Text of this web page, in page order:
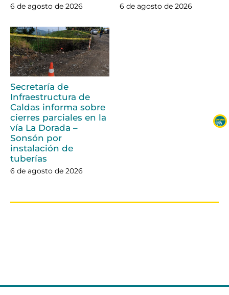
6 de agosto de 2026 6 de agosto de 2026
Secretaría de
Infraestructura de
Caldas informa sobre
cierres parciales en la
vía La Dorada –
Sonsón por
instalación de
tuberías
6 de agosto de 2026